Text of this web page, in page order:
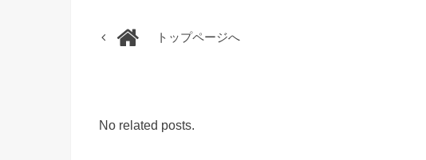
トップページへ
No related posts.